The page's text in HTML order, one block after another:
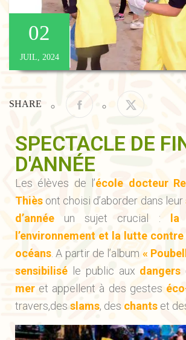
02
JUIL, 2024
SHARE
SPECTACLE DE
D'ANNÉE
Les élèves de l’école docteur
Thiès ont choisi d’aborder dans leur
d’année un sujet crucial :
l’environnement et la lutte
océans. A partir de l’album «
sensibilisé le public aux dangers
mer et appellent à des gestes
travers,des slams, des chants et